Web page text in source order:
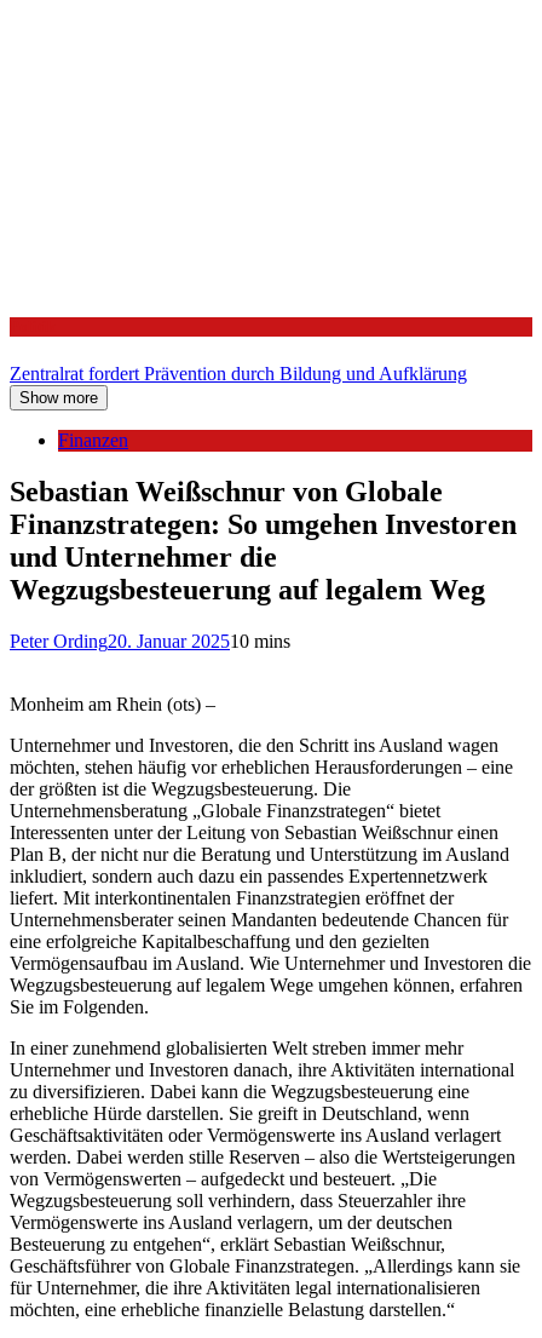
Zentralrat fordert Prävention durch Bildung und Aufklärung
Show more
Finanzen
Sebastian Weißschnur von Globale
Finanzstrategen: So umgehen Investoren
und Unternehmer die
Wegzugsbesteuerung auf legalem Weg
Peter Ording20. Januar 202510 mins
Monheim am Rhein (ots) –
Unternehmer und Investoren, die den Schritt ins Ausland wagen
möchten, stehen häufig vor erheblichen Herausforderungen – eine
der größten ist die Wegzugsbesteuerung. Die
Unternehmensberatung „Globale Finanzstrategen“ bietet
Interessenten unter der Leitung von Sebastian Weißschnur einen
Plan B, der nicht nur die Beratung und Unterstützung im Ausland
inkludiert, sondern auch dazu ein passendes Expertennetzwerk
liefert. Mit interkontinentalen Finanzstrategien eröffnet der
Unternehmensberater seinen Mandanten bedeutende Chancen für
eine erfolgreiche Kapitalbeschaffung und den gezielten
Vermögensaufbau im Ausland. Wie Unternehmer und Investoren die
Wegzugsbesteuerung auf legalem Wege umgehen können, erfahren
Sie im Folgenden.
In einer zunehmend globalisierten Welt streben immer mehr
Unternehmer und Investoren danach, ihre Aktivitäten international
zu diversifizieren. Dabei kann die Wegzugsbesteuerung eine
erhebliche Hürde darstellen. Sie greift in Deutschland, wenn
Geschäftsaktivitäten oder Vermögenswerte ins Ausland verlagert
werden. Dabei werden stille Reserven – also die Wertsteigerungen
von Vermögenswerten – aufgedeckt und besteuert. „Die
Wegzugsbesteuerung soll verhindern, dass Steuerzahler ihre
Vermögenswerte ins Ausland verlagern, um der deutschen
Besteuerung zu entgehen“, erklärt Sebastian Weißschnur,
Geschäftsführer von Globale Finanzstrategen. „Allerdings kann sie
für Unternehmer, die ihre Aktivitäten legal internationalisieren
möchten, eine erhebliche finanzielle Belastung darstellen.“